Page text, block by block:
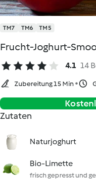
TM7 TM6 TM5
Frucht-Joghurt-
4.1 14
Zubereitung 15 Min
Zutaten
Naturjoghurt
Bio-Limette
frisch gepresst und